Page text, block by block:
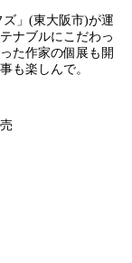
」(東大阪市)が運
ナブルにこだわっ
た作家の個展も開
も楽しんで。